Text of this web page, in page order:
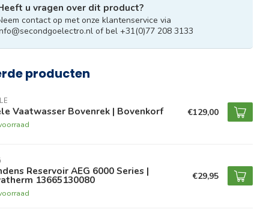
u vragen over dit product?
contact op met onze klantenservice via
of bel +31(0)77 208 3133
producten
Vaatwasser Bovenrek | Bovenkorf €129,00
Reservoir AEG 6000 Series |
13665130080 €29,95